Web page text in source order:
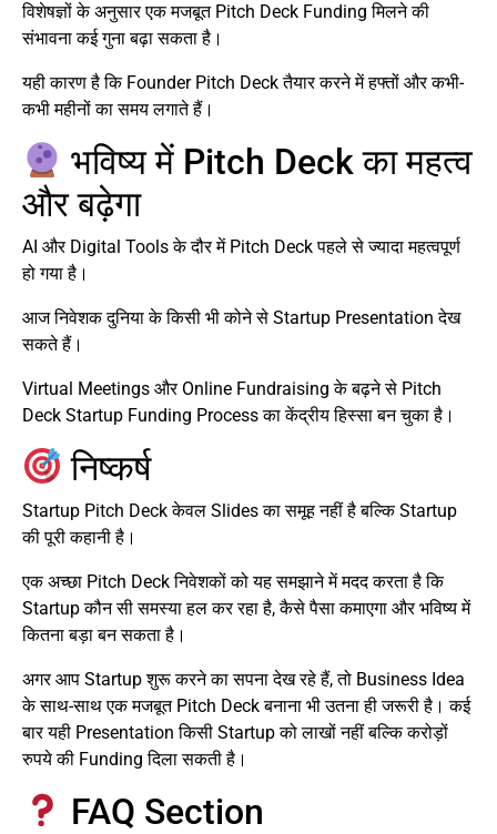
विशेषज्ञों के अनुसार एक मजबूत Pitch Deck Funding मिलने की
संभावना कई गुना बढ़ा सकता है।
यही कारण है कि Founder Pitch Deck तैयार करने में हफ्तों और कभी-
कभी महीनों का समय लगाते हैं।
भविष्य में Pitch Deck का महत्व
और बढ़ेगा
AI और Digital Tools के दौर में Pitch Deck पहले से ज्यादा महत्वपूर्ण
हो गया है।
आज निवेशक दुनिया के किसी भी कोने से Startup Presentation देख
सकते हैं।
Virtual Meetings और Online Fundraising के बढ़ने से Pitch
Deck Startup Funding Process का केंद्रीय हिस्सा बन चुका है।
निष्कर्ष
Startup Pitch Deck केवल Slides का समूह नहीं है बल्कि Startup
की पूरी कहानी है।
एक अच्छा Pitch Deck निवेशकों को यह समझाने में मदद करता है कि
Startup कौन सी समस्या हल कर रहा है, कैसे पैसा कमाएगा और भविष्य में
कितना बड़ा बन सकता है।
अगर आप Startup शुरू करने का सपना देख रहे हैं, तो Business Idea
के साथ-साथ एक मजबूत Pitch Deck बनाना भी उतना ही जरूरी है। कई
बार यही Presentation किसी Startup को लाखों नहीं बल्कि करोड़ों
रुपये की Funding दिला सकती है।
FAQ Section